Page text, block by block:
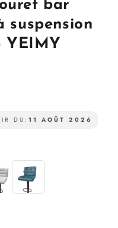
bar
suspension
YEIMY
DU: 11 AOÛT 2026